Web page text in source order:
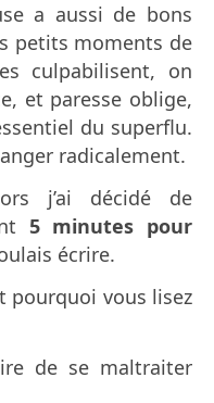
a aussi de bons
petits moments de
culpabilisent, on
et paresse oblige,
du superflu.
radicalement.
j’ai décidé de
5 minutes pour
écrire.
pourquoi vous lisez
de se maltraiter